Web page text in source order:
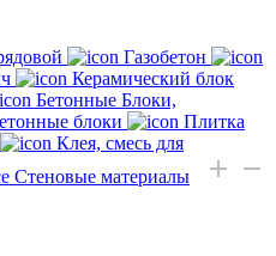
Газобетон
Керамический блок
Бетонные Блоки,
блоки
Плитка
Клея, смесь для
Стеновые материалы